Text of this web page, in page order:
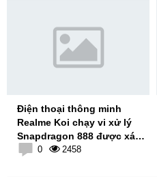
Điện thoại thông minh
Realme Koi chạy vi xử lý
Snapdragon 888 được xác
nhận dự kiến ​​sẽ có thiết kế
0 2458